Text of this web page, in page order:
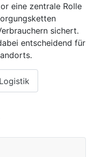
eine zentrale Rolle
sichert.
entscheidend für